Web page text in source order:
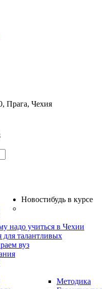
Прага, Чехия
Новостибудь в курсе
надо учиться в Чехии
для талантливых
вуз
Методика